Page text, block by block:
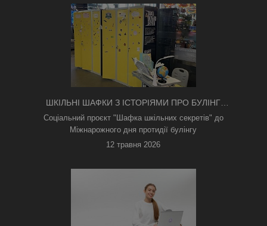
ШКІЛЬНІ ШАФКИ З ІСТОРІЯМИ ПРО БУЛІНГ
З'ЯВИЛИСЯ В КИЄВІ
Соціальний проєкт "Шафка шкільних секретів" до
Міжнарожного дня протидії булінгу
12 травня 2026